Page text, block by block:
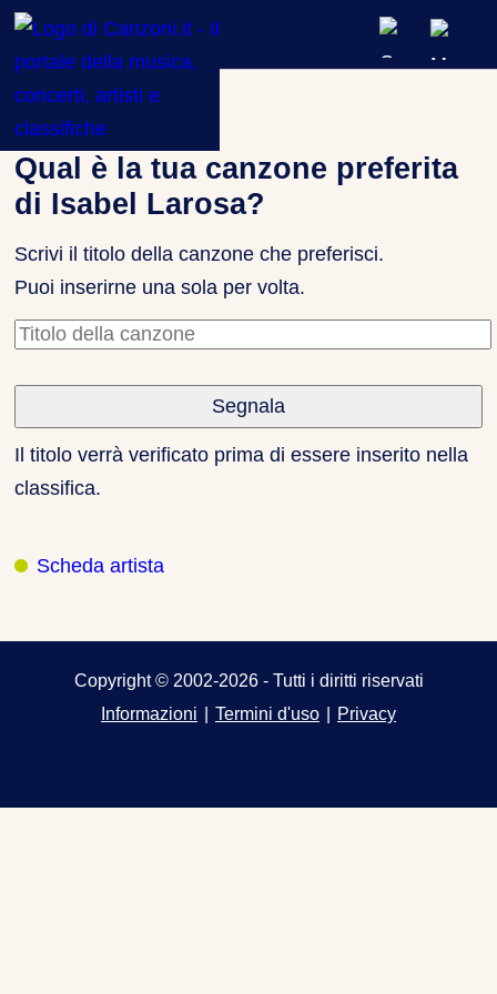
ARTISTI & BAND
CLASSIFICHE MUSICALI
CONCERTI DAL VIVO
Classifiche » Isabel Larosa
Qual è la tua canzone preferita
di Isabel Larosa?
Scrivi il titolo della canzone che preferisci.
Puoi inserirne una sola per volta.
Titolo della canzone
Il titolo verrà verificato prima di essere inserito nella
classifica.
Scheda artista
Copyright © 2002-2026 - Tutti i diritti riservati
Informazioni | Termini d'uso | Privacy